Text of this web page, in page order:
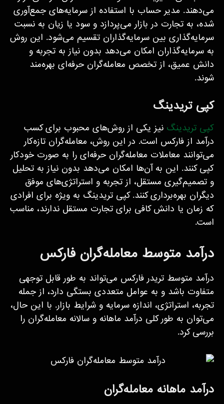
می‌دهند. مدیر حساب با استفاده از سرمایه‌های جمع‌آوری
شده، به تجارت در بازار می‌پردازد و سود یا زیان به نسبت
سرمایه‌گذاری بین سرمایه‌گذاران تقسیم می‌شود. این روش
به سرمایه‌گذاران امکان می‌دهد بدون نیاز به تجربه و
دانش عمیق، از تخصص معامله‌گران حرفه‌ای بهره‌مند
شوند.
کپی تریدینگ
کپی تریدینگ نیز یکی از روش‌های محبوب برای کسب
درآمد از فارکس است. در این روش، معامله‌گران تازه‌کار
می‌توانند معاملات معامله‌گران حرفه‌ای را به صورت خودکار
کپی کنند. این به آن‌ها امکان می‌دهد بدون نیاز به تحلیل
و تصمیم‌گیری مستقل، از تجربه و استراتژی‌های موفق
دیگران بهره‌برداری کنند. کپی تریدینگ به ویژه برای افرادی
که زمان یا دانش کافی برای تجارت مستقل ندارند، مناسب
است.
درآمد متوسط معامله‌گران فارکس
درآمد متوسط تریدر فارکس می‌تواند به طور قابل توجهی
متفاوت باشد و به عوامل متعددی بستگی دارد، از جمله
تجربه، استراتژی، اندازه سرمایه و شرایط بازار. با این حال،
می‌توان به طور کلی درآمد ماهانه و سالانه معامله‌گران را
بررسی کرد.
درآمد ماهانه معامله‌گران